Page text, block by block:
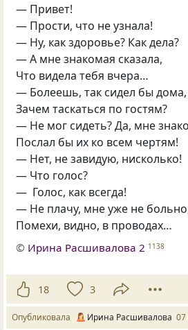
— Привет!
— Прости, что не узнала!
— Ну, как здоровье? Как дела?
— А мне знакомая сказала,
Что видела тебя вчера…
— Болеешь, так сидел бы дома,
Зачем таскаться по гостям?
— Не мог сидеть? Да, мне
Послал бы их ко всем чертям!
— Нет, не завидую, нисколько!
— Что голос?
— Голос, как всегда!
— Не плачу, мне уже не
Помехи, видно, в проводах…
© Ирина Расшивалова 2 1138
18 3
Опубликовала Ирина Расшивалова 07